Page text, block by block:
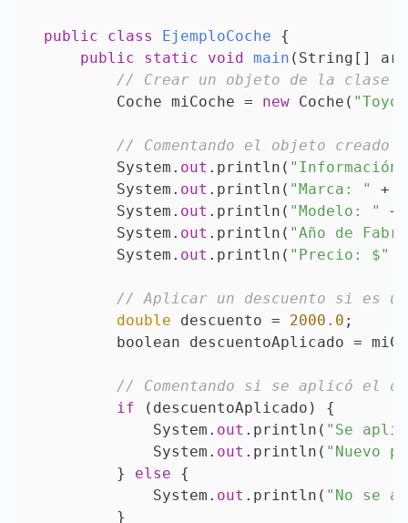
public class EjemploCoche {
public
static void main ( String[]
// Crear un objeto de la clase
        Coche miCoche =
new Coche(
// Comentando el objeto creado
        System.
out .println( "Información
        System.
out .println( "Marca: "
+
        System.
out .println( "Modelo: "
+
        System.
out .println( "Año de
        System.
out .println( "Precio: $"
// Aplicar un descuento si es un
double descuento = 2000.0 ;
boolean descuentoAplicado =
// Comentando si se aplicó el
if (descuentoAplicado) {
            System.
out .println( "Se
            System.
out .println( "Nuevo
        }
else {
            System.
out .println( "No se
        }